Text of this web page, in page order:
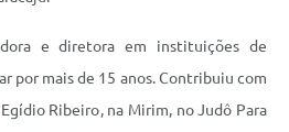
e diretora em instituições de
por mais de 15 anos. Contribuiu com
Ribeiro, na Mirim, no Judô Para